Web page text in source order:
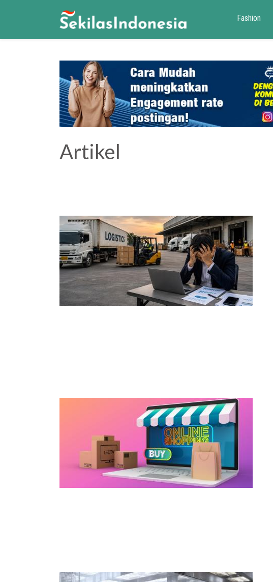
Fashion
Artikel